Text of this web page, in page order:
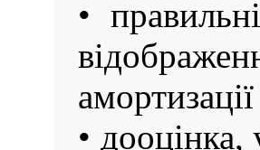
•
• дооцінка,